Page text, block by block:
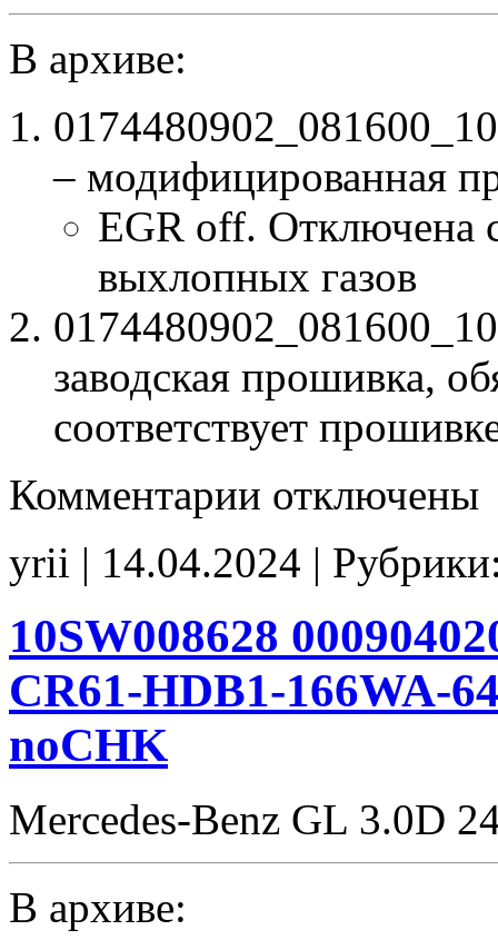
В архиве:
– модифицированная
EGR off. Отключена
выхлопных газов
заводская прошивка,
соответствует
Комментарии записи
1037400340
P20946P0
noCHK
отключены
yrii | 14.04.2024 |
10SW008628
CR61-HDB1-166WA-
noCHK
Mercedes-Benz GL 3.0D
В архиве: